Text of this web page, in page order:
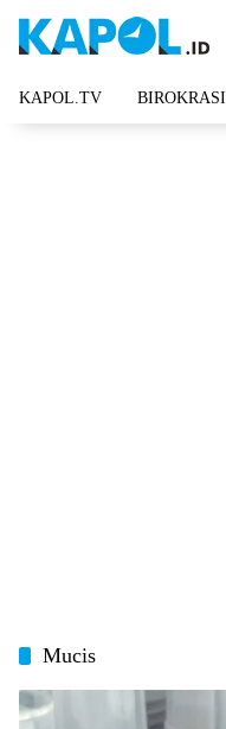
KAPOL.TV BIROKRASI
Mucis